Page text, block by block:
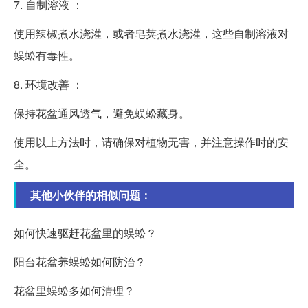
7. 自制溶液 ：
使用辣椒煮水浇灌，或者皂荚煮水浇灌，这些自制溶液对
蜈蚣有毒性。
8. 环境改善 ：
保持花盆通风透气，避免蜈蚣藏身。
使用以上方法时，请确保对植物无害，并注意操作时的安
全。
其他小伙伴的相似问题：
如何快速驱赶花盆里的蜈蚣？
阳台花盆养蜈蚣如何防治？
花盆里蜈蚣多如何清理？